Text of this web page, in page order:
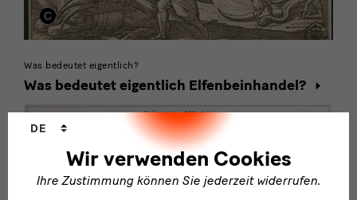
Was bedeutet eigentlich?
Was bedeutet eigentlich Elfenbeinhandel?
Wir verwenden Cookies
Ihre Zustimmung können Sie jederzeit widerrufen.
DE